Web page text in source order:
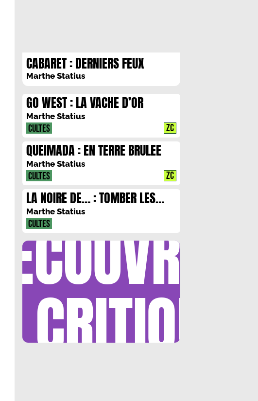
CABARET : DERNIERS FEUX
Marthe Statius
GO WEST : LA VACHE D’OR
Marthe Statius
CULTES ZC
QUEIMADA : EN TERRE BRULEE
Marthe Statius
CULTES ZC
LA NOIRE DE… : TOMBER LES
MASQUES
Marthe Statius
CULTES